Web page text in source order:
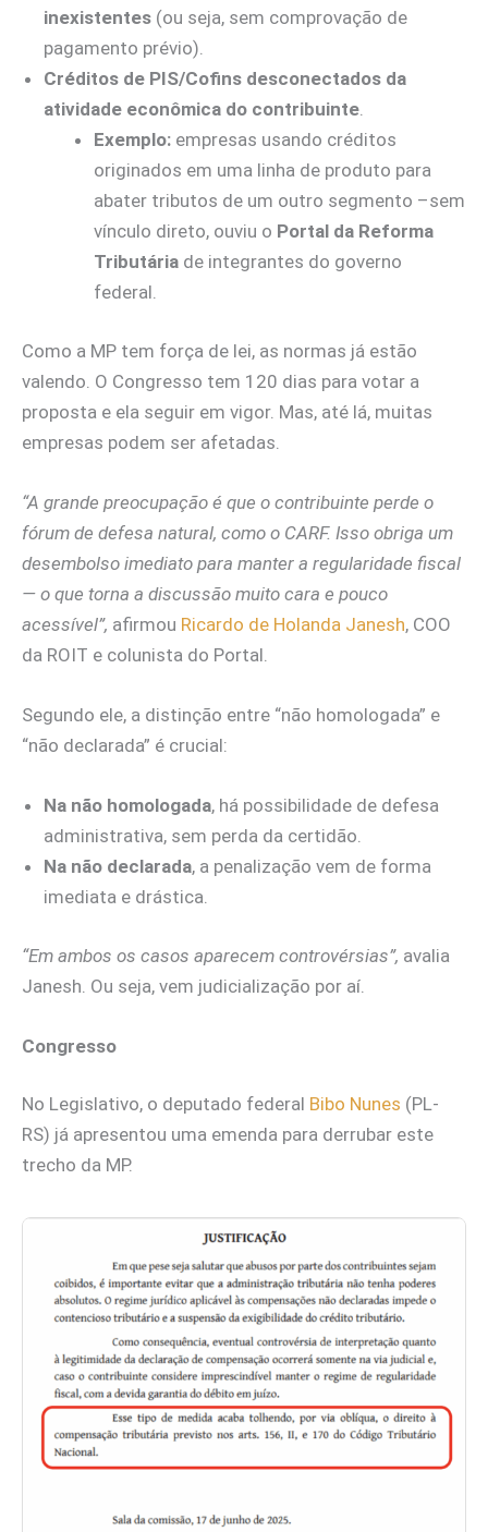
inexistentes (ou seja, sem comprovação de
pagamento prévio).
Créditos de PIS/Cofins desconectados da
atividade econômica do contribuinte.
Exemplo: empresas usando créditos
originados em uma linha de produto para
abater tributos de um outro segmento –sem
vínculo direto, ouviu o Portal da Reforma
Tributáriade integrantes do governo
federal.
Como a MP tem força de lei, as normas já estão
valendo. O Congresso tem 120 dias para votar a
proposta e ela seguir em vigor. Mas, até lá, muitas
empresas podem ser afetadas.
“A grande preocupação é que o contribuinte perde o
fórum de defesa natural, como o CARF. Isso obriga um
desembolso imediato para manter a regularidade fiscal
— o que torna a discussão muito cara e pouco
acessível”, afirmou Ricardo de Holanda Janesh, COO
da ROIT e colunista do Portal.
Segundo ele, a distinção entre “não homologada” e
“não declarada” é crucial:
Na não homologada, há possibilidade de defesa
administrativa, sem perda da certidão.
Na não declarada, a penalização vem de forma
imediata e drástica.
“Em ambos os casos aparecem controvérsias”, avalia
Janesh. Ou seja, vem judicialização por aí.
Congresso
No Legislativo, o deputado federal Bibo Nunes (PL-
RS) já apresentou uma emenda para derrubar este
trecho da MP.